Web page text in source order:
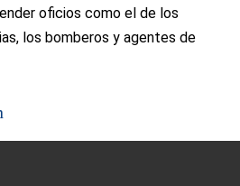
oficios como el de los
los bomberos y agentes de